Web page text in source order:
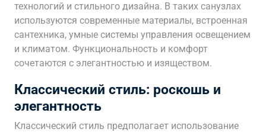
технологий и стильного дизайна. В таких санузлах
используются современные материалы, встроенная
сантехника, умные системы управления освещением
и климатом. Функциональность и комфорт
сочетаются с элегантностью и изяществом.
Классический стиль: роскошь и
элегантность
Классический стиль предполагает использование